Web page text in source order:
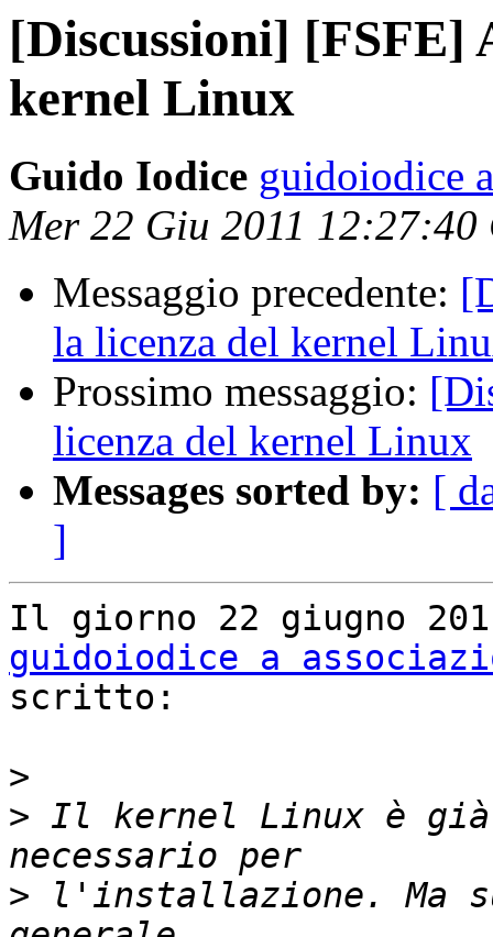
[Discussioni] [FSFE]
kernel Linux
Guido Iodice guidoiodice
Mer 22 Giu 2011 12:27:40
Messaggio precedente:
la licenza del kernel
Prossimo messaggio:
licenza del kernel Linux
Messages sorted by: [
]
guidoiodice a
scritto:
>
> Il kernel Linux è
> l'installazione. Ma